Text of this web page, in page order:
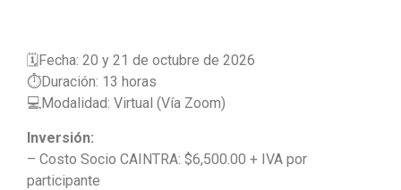
🗓️Fecha: 20 y 21 de octubre de 2026
⏱️Duración: 13 horas
💻Modalidad: Virtual (Vía Zoom)
Inversión:
– Costo Socio CAINTRA: $6,500.00 + IVA por
participante